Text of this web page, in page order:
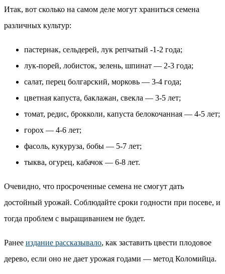
Итак, вот сколько на самом деле могут храниться семена
различных культур:
пастернак, сельдерей, лук репчатый -1-2 года;
лук-порей, лобисток, зелень, шпинат — 2-3 года;
салат, перец болгарский, морковь — 3-4 года;
цветная капуста, баклажан, свекла — 3-5 лет;
томат, редис, брокколи, капуста белокочанная — 4-5 лет;
горох — 4-6 лет;
фасоль, кукуруза, бобы — 5-7 лет;
тыква, огурец, кабачок — 6-8 лет.
Очевидно, что просроченные семена не смогут дать
достойный урожай. Соблюдайте сроки годности при посеве, и
тогда проблем с выращиванием не будет.
Ранее издание рассказывало, как заставить цвести плодовое
дерево, если оно не дает урожая годами — метод Коломийца.